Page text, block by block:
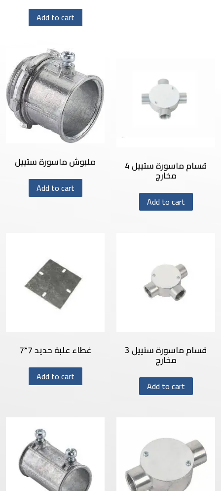
Add to cart
قسام ماسورة ستييل 4
مخارج
Add to cart
ملبوش ماسورة ستييل
Add to cart
قسام ماسورة ستييل 3
مخارج
Add to cart
غطاء علبة حديد 7*7
Add to cart